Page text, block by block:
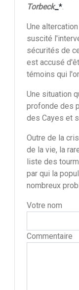
Torbeck_ *
Une
suscité
sécurités de
est accusé
témoins qui
Une situation
profonde des
des Cayes et
Outre de la
de la vie, la
liste des
par qui la
nombreux
Votre nom
Commentaire